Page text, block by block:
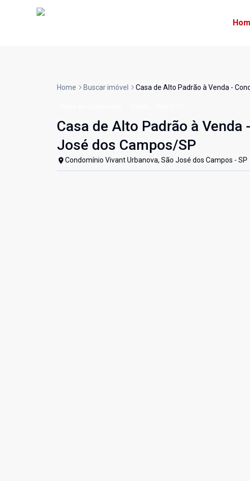
Home Buscar imóvel Casa de Alto Padrão à Venda -
Casa de Alto Padrão à
José dos Campos/SP
Condomínio Vivant Urbanova, São José dos Campos - SP